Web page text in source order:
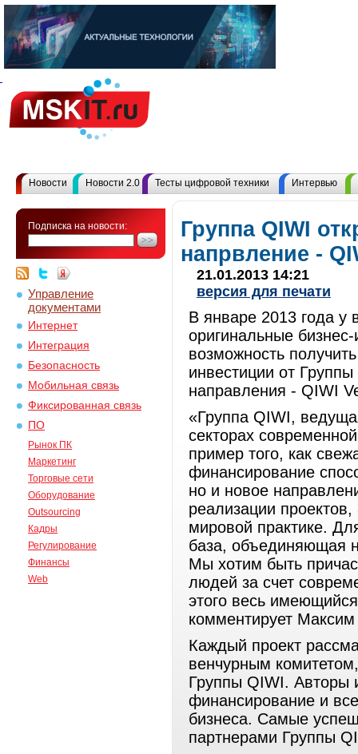
Новости Новости 2.0 Тесты цифровой техники Интервью
Подписка на новости:
Управление
документами
Интернет
Интеграция
Безопасность
Мобильная связь
Фиксированная связь
ПО
Рынок ПК
Маркетинг
Торговые сети
Оборудование
Outsourcing
Кадры
Регулирование
Финансы
Web
Группа QIWI
напрвление -
21.01.2013 14:21
версия для печати
В январе 2013 года у
оригинальные
возможность
инвестиции от
направления - QIWI
«Группа QIWI,
секторах
пример того, как
финансирование
но и новое
реализации
мировой практике.
база, объединяющая
Мы хотим быть
людей за счет
этого весь
комментирует
Каждый проект
венчурным
Группы QIWI. Авторы
финансирование и
бизнеса. Самые
партнерами Группы